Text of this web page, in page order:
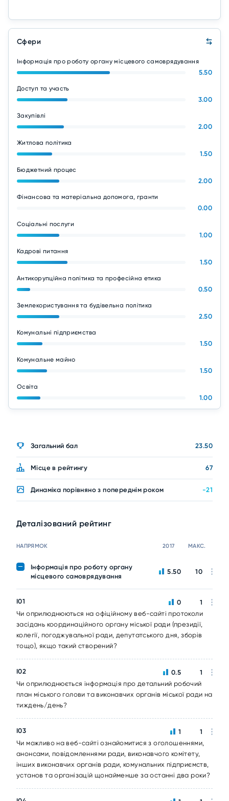
Сфери
Інформація про роботу органу місцевого самоврядування
5.50
Доступ та участь
3.00
Закупівлі
2.00
Житлова політика
1.50
Бюджетний процес
2.00
Фінансова та матеріальна допомога, гранти
0.00
Соціальні послуги
1.00
Кадрові питання
1.50
Антикорупційна політика та професійна етика
0.50
Землекористування та будівельна політика
2.50
Комунальні підприємства
1.50
Комунальне майно
1.50
Освіта
1.00
Загальний бал 23.50
Місце в рейтингу 67
Динаміка порівняно з попереднім роком -21
Деталізований рейтинг
НАПРЯМОК 2017 МАКС.
Інформація про роботу органу
місцевого самоврядування
5.50 10
I01
Чи оприлюднюються на офіційному веб-сайті протоколи
засідань координаційного органу міської ради (президії,
колегії, погоджувальної ради, депутатського дня, зборів
тощо), якщо такий створений?
0 1
I02
Чи оприлюднюється інформація про детальний робочий
план міського голови та виконавчих органів міської ради на
тиждень/день?
0.5 1
I03
Чи можливо на веб-сайті ознайомитися з оголошеннями,
анонсами, повідомленнями ради, виконавчого комітету,
інших виконавчих органів ради, комунальних підприємств,
установ та організацій щонайменше за останні два роки?
1 1